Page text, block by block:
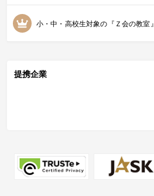
小・中・高校生対象の『Ｚ会の教室』
提携企業